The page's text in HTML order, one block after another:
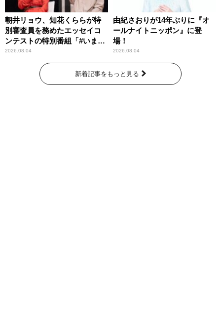
朝井リョウ、知花くららが特
別審査員を務めたエッセイコ
ンテストの特別番組「#いまあ
なたに伝えたいこと」
2026.08.04
由紀さおりが14年ぶりに『オ
ールナイトニッポン』に登
場！
2026.08.04
新着記事をもっと見る